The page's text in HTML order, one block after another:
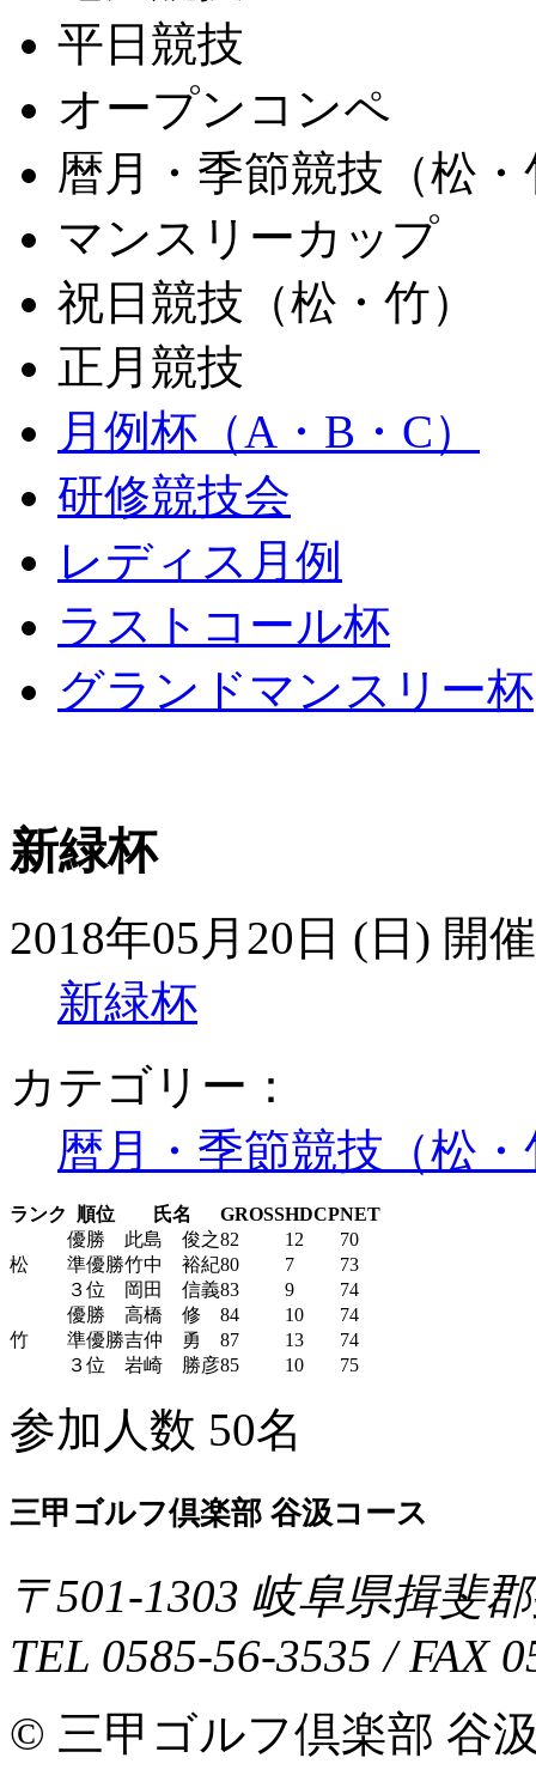
平日競技
オープンコンペ
暦月・季節競技（松・
マンスリーカップ
祝日競技（松・竹）
正月競技
月例杯（A・B・C）
研修競技会
レディス月例
ラストコール杯
グランドマンスリー杯
新緑杯
2018年05月20日 (日) 開催
新緑杯
カテゴリー：
暦月・季節競技（松・
ランク 順位 氏名 GROSSHDCPNET
松
優勝 此島 俊之82 12
70
準優勝竹中 裕紀80 7
73
３位
岡田 信義83 9 74
竹
優勝 高橋 修 84 10
74
準優勝吉仲 勇 87 13
74
３位
岩崎 勝彦85 10 75
参加人数 50名
三甲ゴルフ倶楽部 谷汲コース
〒501-1303 岐阜県揖斐
TEL 0585-56-3535 / FAX
© 三甲ゴルフ倶楽部 谷